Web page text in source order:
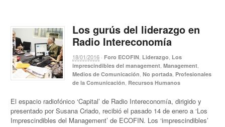
Los gurús del liderazgo en
Radio Intereconomía
18/01/2016 · Foro ECOFIN Liderazgo Los
imprescindibles del management ,Management
Medios de Comunicación ,No portada Profesionales
de la Comunicación Recursos Humanos
El espacio radiofónico ‘Capital’ de Radio Intereconomía, dirigido y
presentado por Susana Criado, recibió el pasado 14 de enero a ‘Los
Imprescindibles del Management’ de ECOFIN. Los ‘imprescindibles’